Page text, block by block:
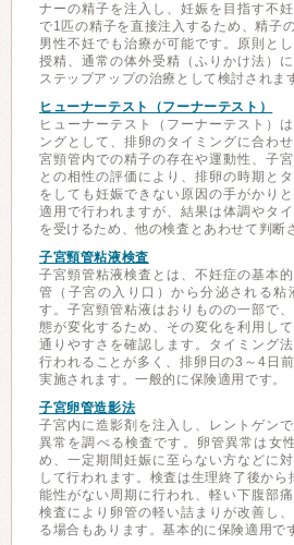
ナーの精子を注入し、妊娠を目指す不
で1匹の精子を直接注入するため、精子
男性不妊でも治療が可能です。原則と
授精、通常の体外受精（ふりかけ法）
ステップアップの治療として検討されま
ヒューナーテスト（フーナーテスト）
ヒューナーテスト（フーナーテスト）
ングとして、排卵のタイミングに合わ
宮頸管内での精子の存在や運動性、子
との相性の評価により、排卵の時期と
をしても妊娠できない原因の手がかり
適用で行われますが、結果は体調やタ
を受けるため、他の検査とあわせて判断
子宮頸管粘液検査
子宮頸管粘液検査とは、不妊症の基本
管（子宮の入り口）から分泌される粘
す。子宮頸管粘液はおりものの一部で
態が変化するため、その変化を利用し
通りやすさを確認します。タイミング
行われることが多く、排卵日の3～4日
実施されます。一般的に保険適用です。
子宮卵管造影法
子宮内に造影剤を注入し、レントゲン
異常を調べる検査です。卵管異常は女
め、一定期間妊娠に至らない方などに
して行われます。検査は生理終了後か
能性がない周期に行われ、軽い下腹部
検査により卵管の軽い詰まりが改善し
る場合もあります。基本的に保険適用で